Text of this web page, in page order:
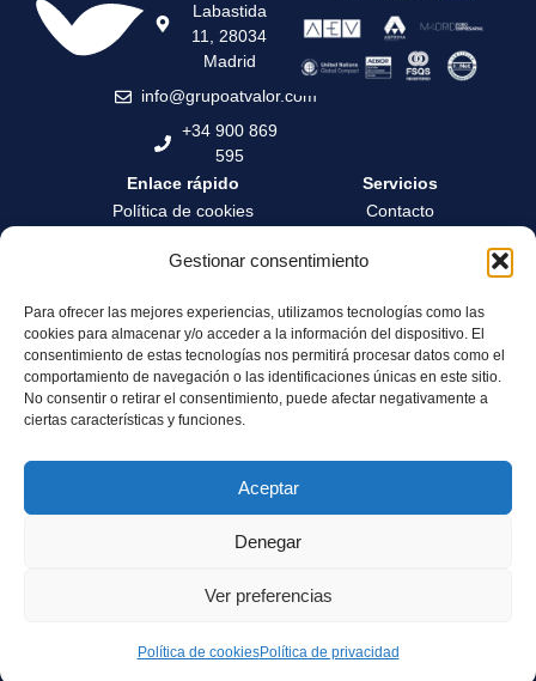
Gestionar consentimiento
Para ofrecer las mejores experiencias, utilizamos tecnologías como las
cookies para almacenar y/o acceder a la información del dispositivo. El
consentimiento de estas tecnologías nos permitirá procesar datos como el
comportamiento de navegación o las identificaciones únicas en este sitio.
No consentir o retirar el consentimiento, puede afectar negativamente a
ciertas características y funciones.
Aceptar
Denegar
Ver preferencias
Política de cookiesPolítica de privacidad
Labastida
11, 28034
Madrid
info@grupoatvalor.com
+34 900 869
595
Servicios
Contacto
Zona privada
Área profesionales
Enlace rápido
Política de cookies
Canal de denuncia
Servicio de Atención al
Cliente
Sostenibilidad y
Tasación vivienda divorcio Madrid – Valoración de Empresas